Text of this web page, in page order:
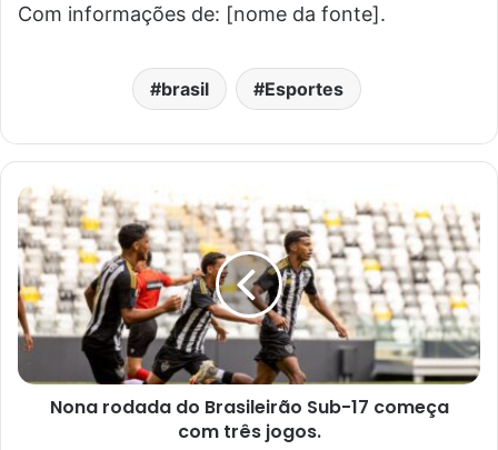
Com informações de: [nome da fonte].
brasil Esportes
Nona rodada do Brasileirão Sub-17 começa
com três jogos.